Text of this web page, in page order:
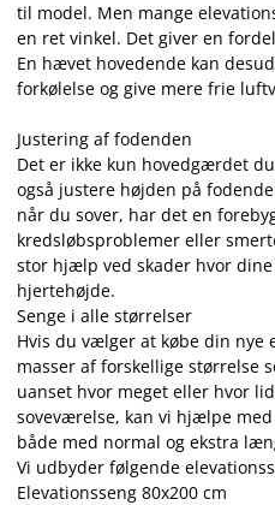
til model. Men mange
en ret vinkel. Det giver en
En hævet hovedende kan
forkølelse og give mere frie
Justering af fodenden
Det er ikke kun hovedgærdet
også justere højden på
når du sover, har det en
kredsløbsproblemer eller
stor hjælp ved skader hvor
hjertehøjde.
Senge i alle størrelser
Hvis du vælger at købe din nye
masser af forskellige størrelse
uanset hvor meget eller hvor
soveværelse, kan vi hjælpe
både med normal og ekstra
Vi udbyder følgende
Elevationsseng 80x200 cm